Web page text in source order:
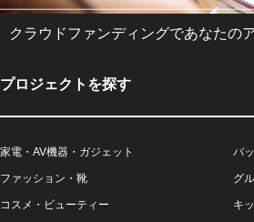
クラウドファンディングであなたの
プロジェクトを探す
家電・AV機器・ガジェット バ
ファッション・靴 グ
コスメ・ビューティー キ